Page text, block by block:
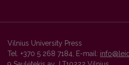
Vilnius University Press
Tel. +370 5 268 7184, E-mail: